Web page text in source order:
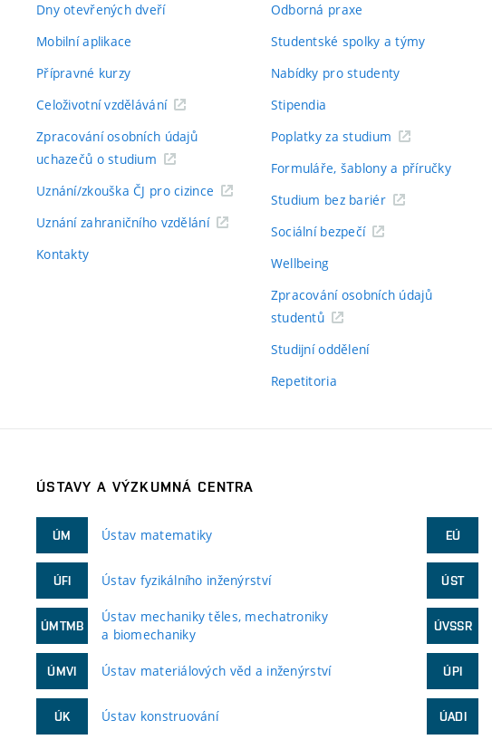
Dny otevřených dveří
Mobilní aplikace
Přípravné kurzy
Celoživotní vzdělávání
Zpracování osobních údajů
uchazečů o studium
Uznání/zkouška ČJ pro cizince
Uznání zahraničního vzdělání
Kontakty
Odborná praxe
Studentské spolky a týmy
Nabídky pro studenty
Stipendia
Poplatky za studium
Formuláře, šablony a příručky
Studium bez bariér
Sociální bezpečí
Wellbeing
Zpracování osobních údajů
studentů
Studijní oddělení
Repetitoria
ÚSTAVY A VÝZKUMNÁ CENTRA
ÚM Ústav matematiky
ÚFI Ústav fyzikálního inženýrství
ÚMTMB
Ústav mechaniky těles, mechatroniky
a biomechaniky
ÚMVI Ústav materiálových věd a inženýrství
ÚK Ústav konstruování
EÚ
ÚST
ÚVSSR
ÚPI
ÚADI